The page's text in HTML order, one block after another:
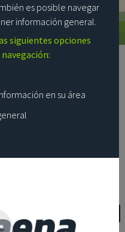
es posible navegar
información general.
siguientes opciones
en su área